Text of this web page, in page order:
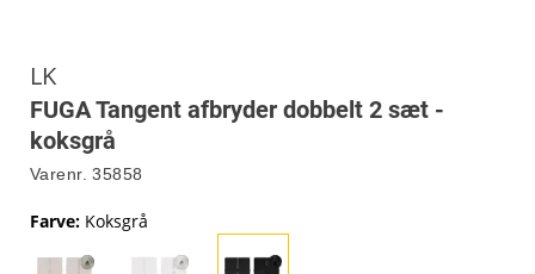
LK
FUGA Tangent afbryder dobbelt 2 sæt -
koksgrå
Varenr. 35858
Farve: Koksgrå